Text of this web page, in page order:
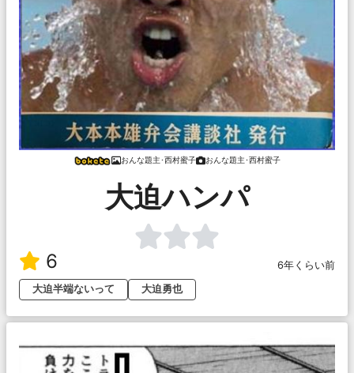
おんな題主･西村蜜子 おんな題主･西村蜜子
大迫ハンパ
6
6年くらい前
大迫半端ないって
大迫勇也